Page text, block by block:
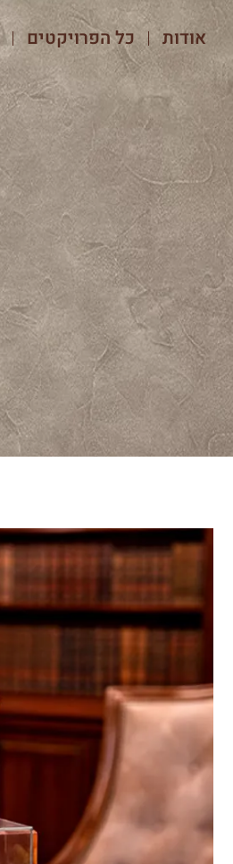
אודות כל הפרויקטים